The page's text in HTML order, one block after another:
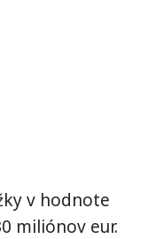
v hodnote
miliónov eur.